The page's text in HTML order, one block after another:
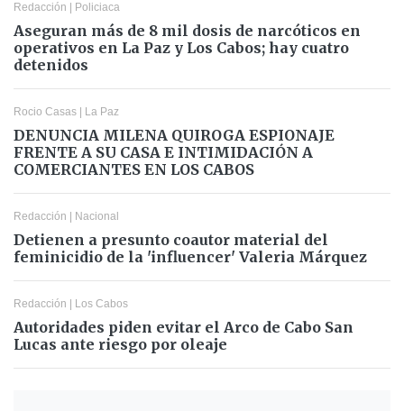
Redacción Policiaca
Aseguran más de 8 mil dosis de narcóticos en
operativos en La Paz y Los Cabos; hay cuatro
detenidos
Rocio Casas La Paz
DENUNCIA MILENA QUIROGA ESPIONAJE
FRENTE A SU CASA E INTIMIDACIÓN A
COMERCIANTES EN LOS CABOS
Redacción Nacional
Detienen a presunto coautor material del
feminicidio de la 'influencer' Valeria Márquez
Redacción Los Cabos
Autoridades piden evitar el Arco de Cabo San
Lucas ante riesgo por oleaje